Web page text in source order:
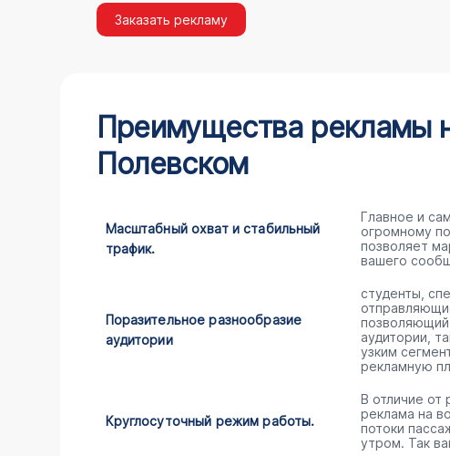
Заказать рекламу
Преимущества рекламы
Полевском
Масштабный охват и стабильный
трафик.
Главное и
огромному
позволяет
вашего
Поразительное разнообразие
аудитории
студенты,
позволяющий
аудитории,
узким
рекламную
Круглосуточный режим работы.
В отличие от
реклама на
потоки
утром. Так